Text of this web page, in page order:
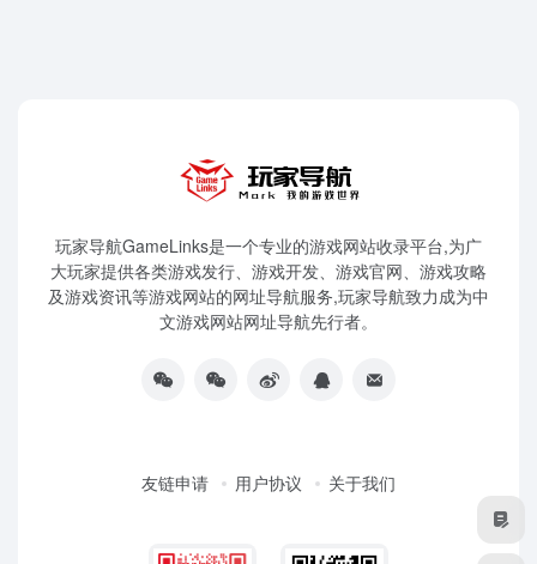
玩家导航GameLinks是一个专业的游戏网站收录平台,为广
大玩家提供各类游戏发行、游戏开发、游戏官网、游戏攻略
及游戏资讯等游戏网站的网址导航服务,玩家导航致力成为中
文游戏网站网址导航先行者。
友链申请 用户协议 关于我们